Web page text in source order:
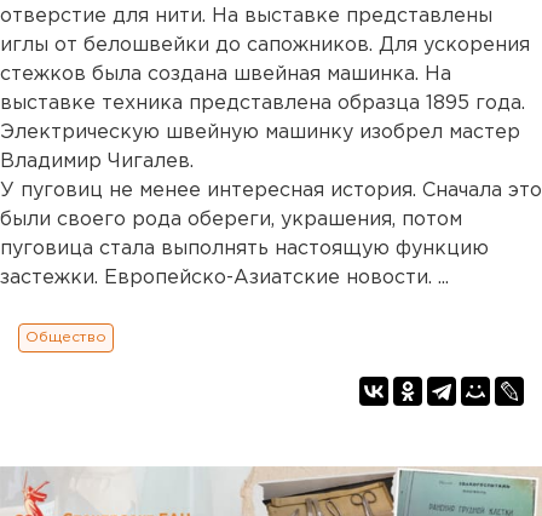
отверстие для нити. На выставке представлены
иглы от белошвейки до сапожников. Для ускорения
стежков была создана швейная машинка. На
выставке техника представлена образца 1895 года.
Электрическую швейную машинку изобрел мастер
Владимир Чигалев.
У пуговиц не менее интересная история. Сначала это
были своего рода обереги, украшения, потом
пуговица стала выполнять настоящую функцию
застежки. Европейско-Азиатские новости. ...
Общество